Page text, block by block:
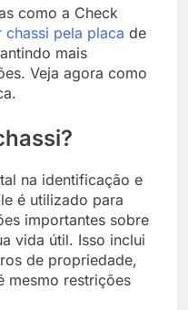
como a Check
chassi pela placa de
mais
Veja agora como
na identificação e
é utilizado para
importantes sobre
vida útil. Isso inclui
de propriedade,
mesmo restrições